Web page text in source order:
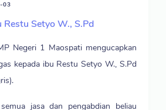
03
Restu Setyo W., S.Pd
Negeri 1 Maospati mengucapkan
kepada ibu Restu Setyo W., S.Pd
jasa dan pengabdian beliau